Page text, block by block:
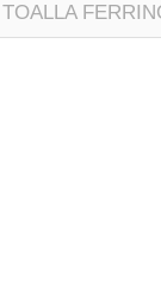
TOALLA